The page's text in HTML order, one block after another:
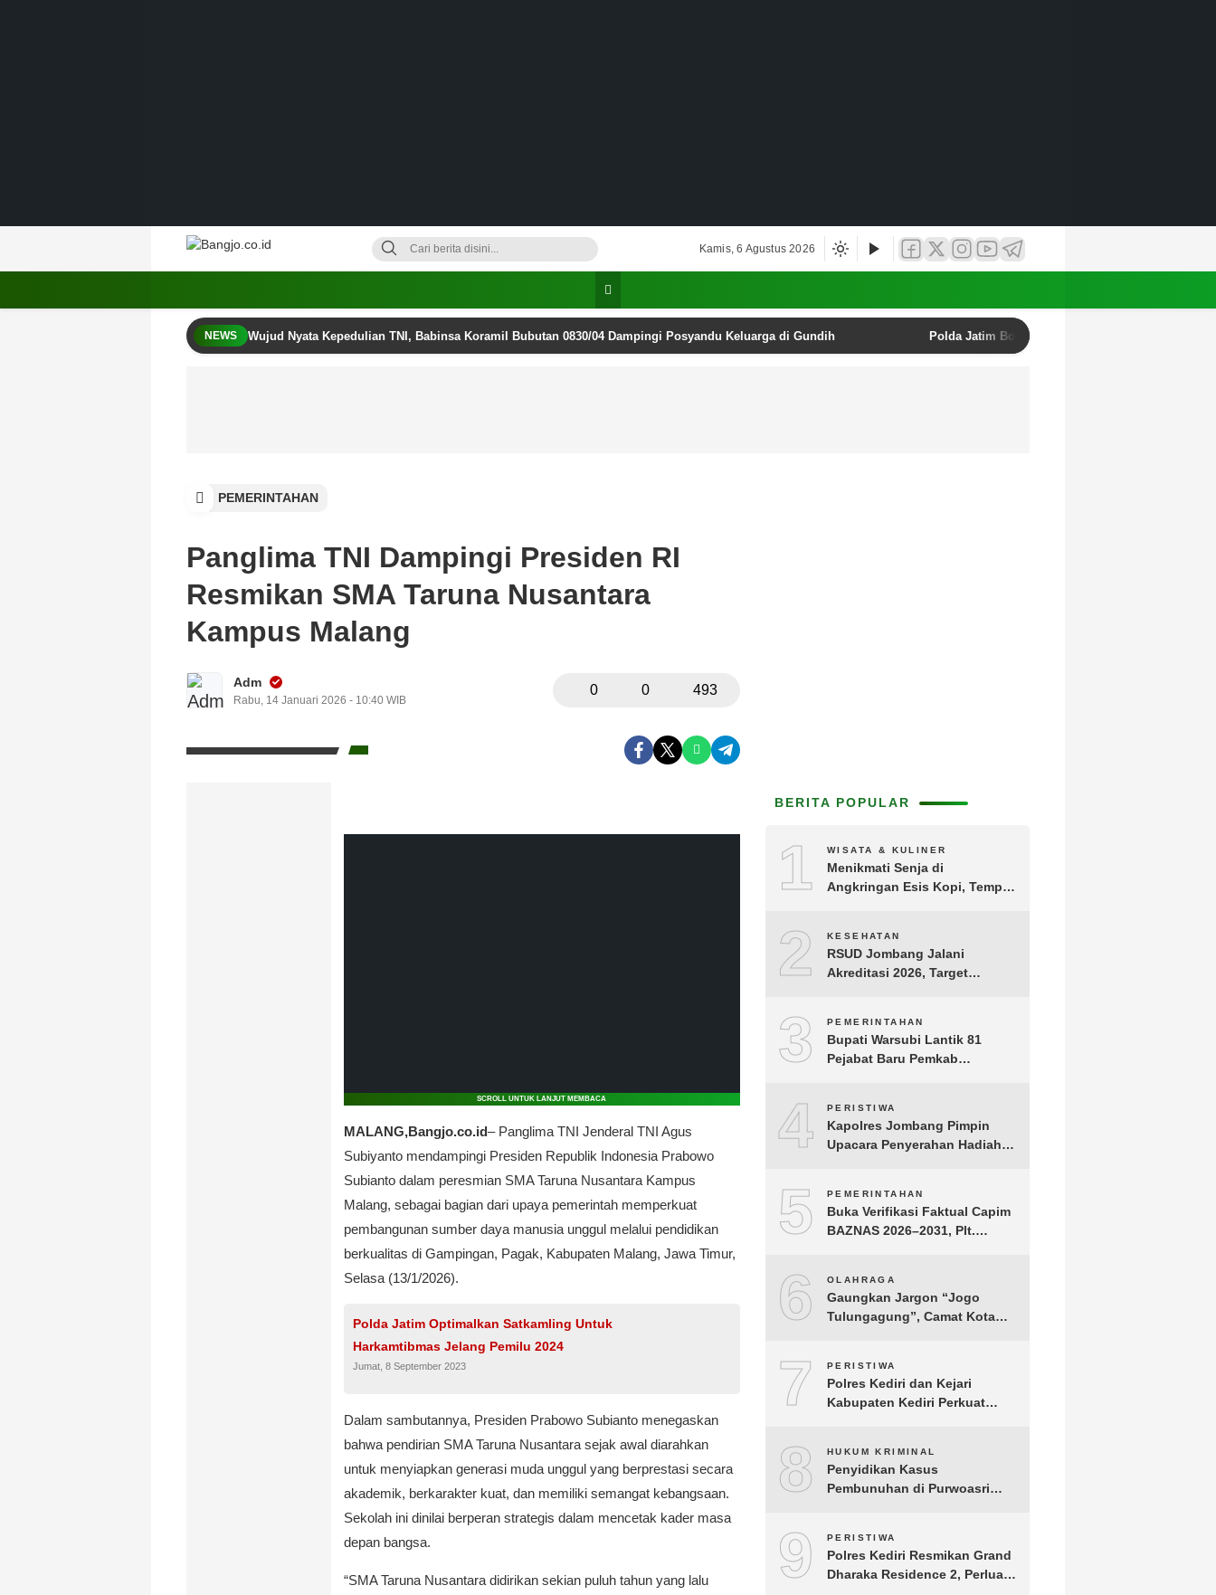
Kamis, 6 Agustus 2026
NEWS Wujud Nyata Kepedulian TNI, Babinsa Koramil Bubutan 0830/04 Dampingi Posyandu Keluarga di Gundih Polda Jatim Bongkar Sindikat Penipuan Online
PEMERINTAHAN
Panglima TNI Dampingi Presiden RI
Resmikan SMA Taruna Nusantara
Kampus Malang
Adm
Rabu, 14 Januari 2026 - 10:40 WIB
0 0 493
SCROLL UNTUK LANJUT MEMBACA
MALANG,Bangjo.co.id– Panglima TNI Jenderal TNI Agus
Subiyanto mendampingi Presiden Republik Indonesia Prabowo
Subianto dalam peresmian SMA Taruna Nusantara Kampus
Malang, sebagai bagian dari upaya pemerintah memperkuat
pembangunan sumber daya manusia unggul melalui pendidikan
berkualitas di Gampingan, Pagak, Kabupaten Malang, Jawa Timur,
Selasa (13/1/2026).
Polda Jatim Optimalkan Satkamling Untuk
Harkamtibmas Jelang Pemilu 2024
Jumat, 8 September 2023
Dalam sambutannya, Presiden Prabowo Subianto menegaskan
bahwa pendirian SMA Taruna Nusantara sejak awal diarahkan
untuk menyiapkan generasi muda unggul yang berprestasi secara
akademik, berkarakter kuat, dan memiliki semangat kebangsaan.
Sekolah ini dinilai berperan strategis dalam mencetak kader masa
depan bangsa.
“SMA Taruna Nusantara didirikan sekian puluh tahun yang lalu
BERITA POPULAR
1 WISATA & KULINER
Menikmati Senja di
Angkringan Esis Kopi, Tempat
2 KESEHATAN
RSUD Jombang Jalani
Akreditasi 2026, Target
Layanan
3 PEMERINTAHAN
Bupati Warsubi Lantik 81
Pejabat Baru Pemkab
4 PERISTIWA
Kapolres Jombang Pimpin
Upacara Penyerahan Hadiah
5 PEMERINTAHAN
Buka Verifikasi Faktual Capim
BAZNAS 2026–2031, Plt.
Transparansi
6 OLAHRAGA
Gaungkan Jargon “Jogo
Tulungagung”, Camat Kota
Tamanan
7 PERISTIWA
Polres Kediri dan Kejari
Kabupaten Kediri Perkuat
8 HUKUM KRIMINAL
Penyidikan Kasus
Pembunuhan di Purwoasri
Adegan
9 PERISTIWA
Polres Kediri Resmikan Grand
Dharaka Residence 2, Perluas